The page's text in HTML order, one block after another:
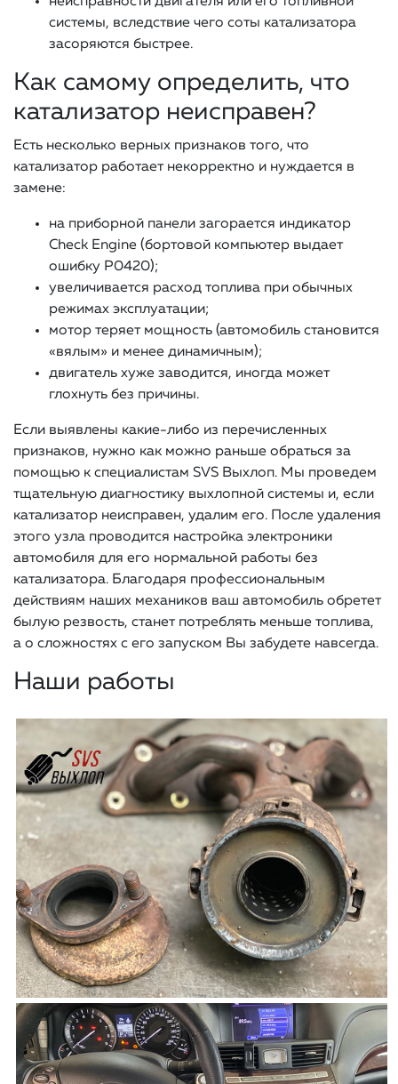
системы, вследствие чего соты катализатора
засоряются быстрее.
Как самому определить, что
катализатор неисправен?
Есть несколько верных признаков того, что
катализатор работает некорректно и нуждается в
замене:
на приборной панели загорается индикатор
Check Engine (бортовой компьютер выдает
ошибку Р0420);
увеличивается расход топлива при обычных
режимах эксплуатации;
мотор теряет мощность (автомобиль становится
«вялым» и менее динамичным);
двигатель хуже заводится, иногда может
глохнуть без причины.
Если выявлены какие-либо из перечисленных
признаков, нужно как можно раньше обраться за
помощью к специалистам SVS Выхлоп. Мы проведем
тщательную диагностику выхлопной системы и, если
катализатор неисправен, удалим его. После удаления
этого узла проводится настройка электроники
автомобиля для его нормальной работы без
катализатора. Благодаря профессиональным
действиям наших механиков ваш автомобиль обретет
былую резвость, станет потреблять меньше топлива,
а о сложностях с его запуском Вы забудете навсегда.
Наши работы